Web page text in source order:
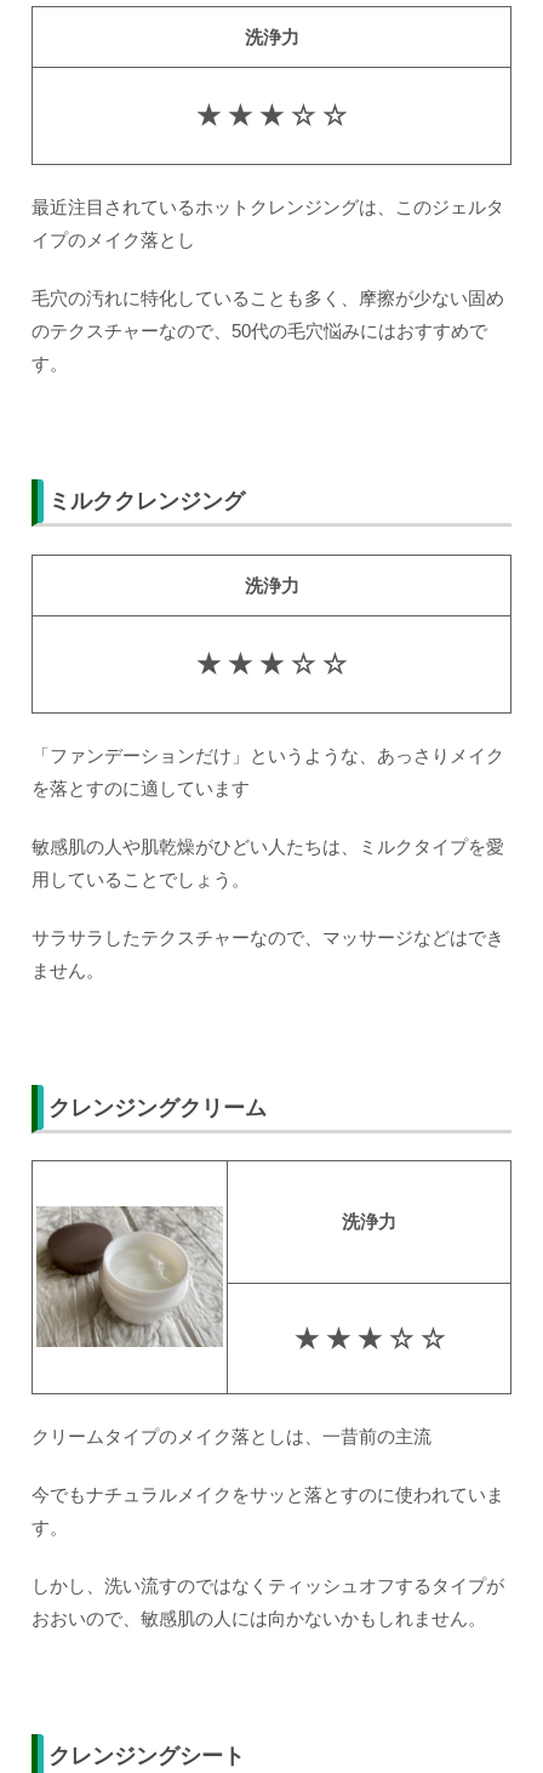
洗浄力
★ ★ ★ ☆ ☆
最近注目されているホットクレンジングは、このジェルタ
イプのメイク落とし
毛穴の汚れに特化していることも多く、摩擦が少ない固め
のテクスチャーなので、50代の毛穴悩みにはおすすめで
す。
ミルククレンジング
洗浄力
★ ★ ★ ☆ ☆
「ファンデーションだけ」というような、あっさりメイク
を落とすのに適しています
敏感肌の人や肌乾燥がひどい人たちは、ミルクタイプを愛
用していることでしょう。
サラサラしたテクスチャーなので、マッサージなどはでき
ません。
クレンジングクリーム
洗浄力
★ ★ ★ ☆ ☆
クリームタイプのメイク落としは、一昔前の主流
今でもナチュラルメイクをサッと落とすのに使われていま
す。
しかし、洗い流すのではなくティッシュオフするタイプが
おおいので、敏感肌の人には向かないかもしれません。
クレンジングシート